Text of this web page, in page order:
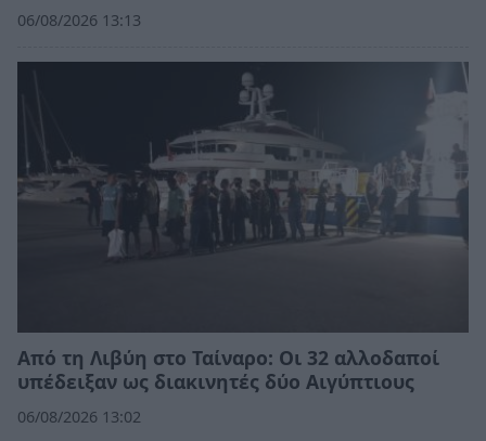
06/08/2026 13:13
Από τη Λιβύη στο Ταίναρο: Οι 32 αλλοδαποί
υπέδειξαν ως διακινητές δύο Αιγύπτιους
06/08/2026 13:02